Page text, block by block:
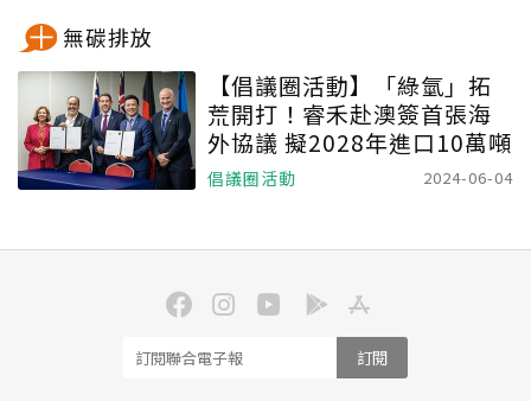
無碳排放
【倡議圈活動】「綠氫」拓
荒開打！睿禾赴澳簽首張海
外協議 擬2028年進口10萬噸
倡議圈活動 2024-06-04
訂閱